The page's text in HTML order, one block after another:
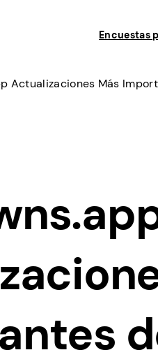
Encuestas
Actualizaciones Más